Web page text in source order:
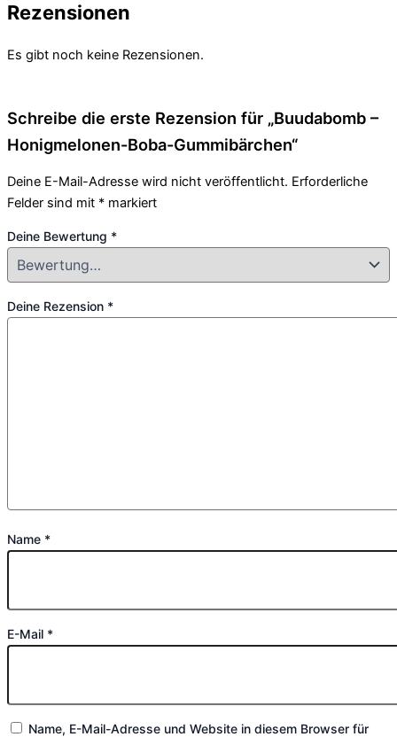
Rezensionen
Es gibt noch keine Rezensionen.
Schreibe die erste Rezension für „Buudabomb –
Honigmelonen-Boba-Gummibärchen“
Deine E-Mail-Adresse wird nicht veröffentlicht. Erforderliche
Felder sind mit * markiert
Deine Bewertung *
Deine Rezension *
Name *
E-Mail *
Name, E-Mail-Adresse und Website in diesem Browser für